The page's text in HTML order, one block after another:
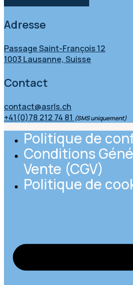
Adresse
Passage Saint-François 12
1003 Lausanne, Suisse
Contact
contact@asrls.ch
+41(0)78 212 74 81 (SMS uniquement)
Politique de
Conditions
Vente (CGV)
Politique de